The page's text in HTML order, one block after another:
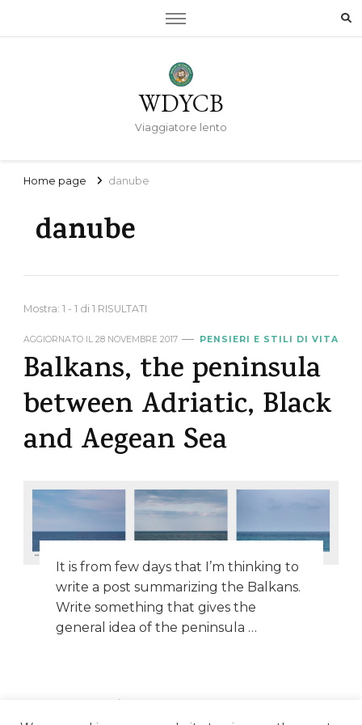
WDYCB
Viaggiatore lento
Home page danube
danube
Mostra: 1 - 1 di 1 RISULTATI
AGGIORNATO IL 28 NOVEMBRE 2017 PENSIERI E STILI DI VITA
Balkans, the peninsula
between Adriatic, Black
and Aegean Sea
It is from few days that I’m thinking to
write a post summarizing the Balkans.
Write something that gives the
general idea of the peninsula …